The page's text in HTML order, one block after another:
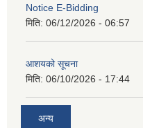
Notice E-Bidding
मिति: 06/12/2026 - 06:57
आशयको सूचना
मिति: 06/10/2026 - 17:44
अन्य